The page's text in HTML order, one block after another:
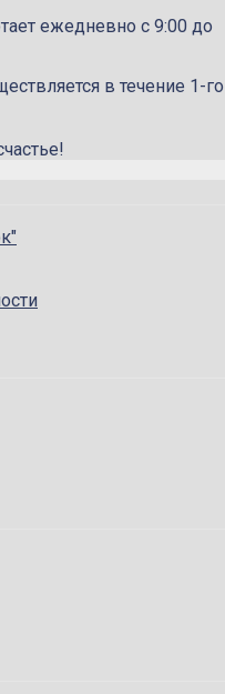
ежедневно с 9:00 до
в течение 1-го